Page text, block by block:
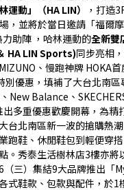
運動」（HA LIN）
，打造
，並將於當日邀請「福爾
助陣 ，哈林運動的全新雙
HA LIN Sports)同步亮相
、慢跑神牌 HOKA
別優惠，填補了大台北南
New Balance、
出多重優惠歡慶開幕，為精
台北南區新一波的搶購熱潮
跑鞋、休閒鞋包到輕便穿
。秀泰生活樹林店3樓亦將
三）集結9大品牌推出「
式鞋款、包款與配件，於1